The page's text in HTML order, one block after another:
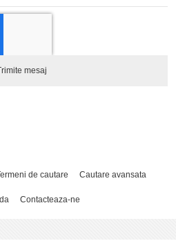
mesaj
de cautare Cautare avansata
Contacteaza-ne